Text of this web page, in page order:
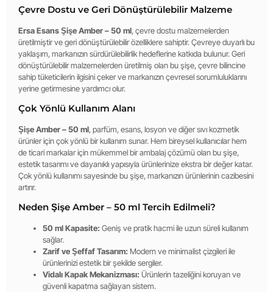
Çevre Dostu ve Geri Dönüştürülebilir Malzeme
Ersa Esans Şişe Amber – 50 ml, çevre dostu malzemelerden
üretilmiştir ve geri dönüştürülebilir özelliklere sahiptir. Çevreye duyarlı bu
yaklaşım, markanızın sürdürülebilirlik hedeflerine katkıda bulunur. Geri
dönüştürülebilir malzemelerden üretilmiş olan bu şişe, çevre bilincine
sahip tüketicilerin ilgisini çeker ve markanızın çevresel sorumluluklarını
yerine getirmesine yardımcı olur.
Çok Yönlü Kullanım Alanı
Şişe Amber – 50 ml, parfüm, esans, losyon ve diğer sıvı kozmetik
ürünler için çok yönlü bir kullanım sunar. Hem bireysel kullanıcılar hem
de ticari markalar için mükemmel bir ambalaj çözümü olan bu şişe,
estetik tasarımı ve dayanıklı yapısıyla ürünlerinize ekstra bir değer katar.
Çok yönlü kullanımı sayesinde bu şişe, markanızın ürünlerinin cazibesini
artırır.
Neden Şişe Amber – 50 ml Tercih Edilmeli?
50 ml Kapasite: Geniş ve pratik hacmi ile uzun süreli kullanım
sağlar.
Zarif ve Şeffaf Tasarım: Modern ve minimalist çizgileri ile
ürünlerinizi estetik bir şekilde sergiler.
Vidalı Kapak Mekanizması: Ürünlerin tazeliğini koruyan ve
güvenli kapatma sağlayan sistem.